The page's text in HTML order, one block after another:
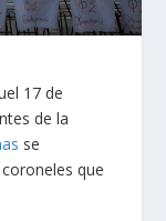
17 de
de la
se
que